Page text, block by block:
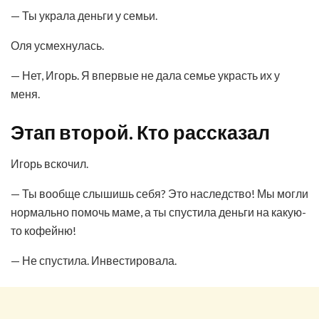
— Ты украла деньги у семьи.
Оля усмехнулась.
— Нет, Игорь. Я впервые не дала семье украсть их у
меня.
Этап второй. Кто рассказал
Игорь вскочил.
— Ты вообще слышишь себя? Это наследство! Мы могли
нормально помочь маме, а ты спустила деньги на какую-
то кофейню!
— Не спустила. Инвестировала.